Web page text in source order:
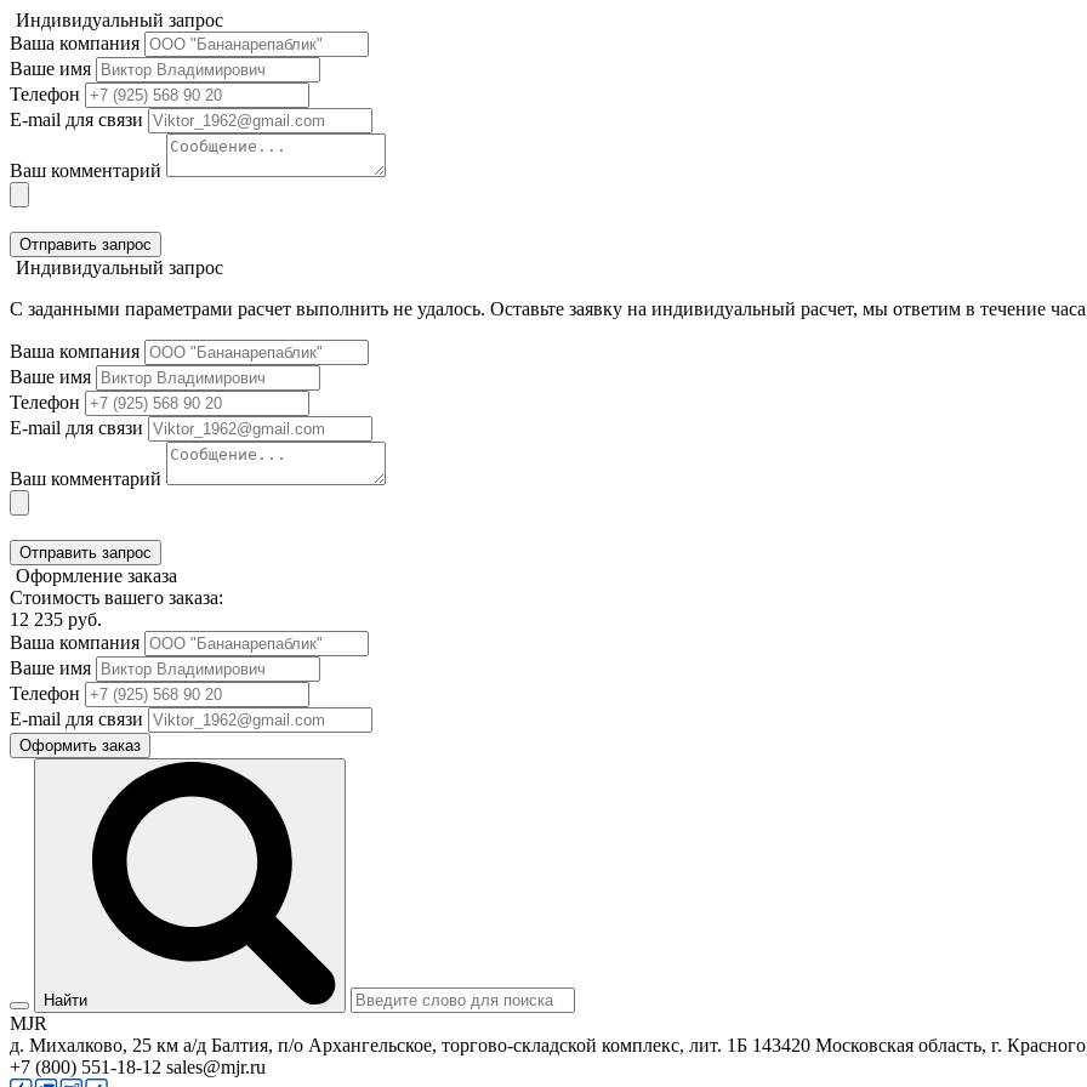
Индивидуальный запрос
Ваша компания
Ваше имя
Телефон
E-mail для связи
Ваш комментарий
Отправить запрос
Индивидуальный запрос
С заданными параметрами расчет выполнить не удалось. Оставьте заявку на индивидуальный расчет, мы ответим в течение
Ваша компания
Ваше имя
Телефон
E-mail для связи
Ваш комментарий
Отправить запрос
Оформление заказа
Стоимость вашего заказа:
12 235 руб.
Ваша компания
Ваше имя
Телефон
E-mail для связи
Оформить заказ
Найти
MJR
д. Михалково, 25 км а/д Балтия, п/о Архангельское, торгово-складской комплекс, лит. 1Б 143420 Московская область, г.
+7 (800) 551-18-12 sales@mjr.ru